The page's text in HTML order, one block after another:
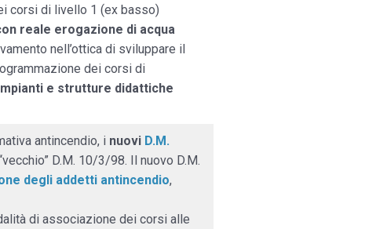
corsi di livello 1 (ex basso)
reale erogazione di acqua
nell’ottica di sviluppare il
dei corsi di
e strutture didattiche
antincendio, i nuovi D.M.
D.M. 10/3/98. Il nuovo D.M.
degli addetti antincendio,
di associazione dei corsi alle